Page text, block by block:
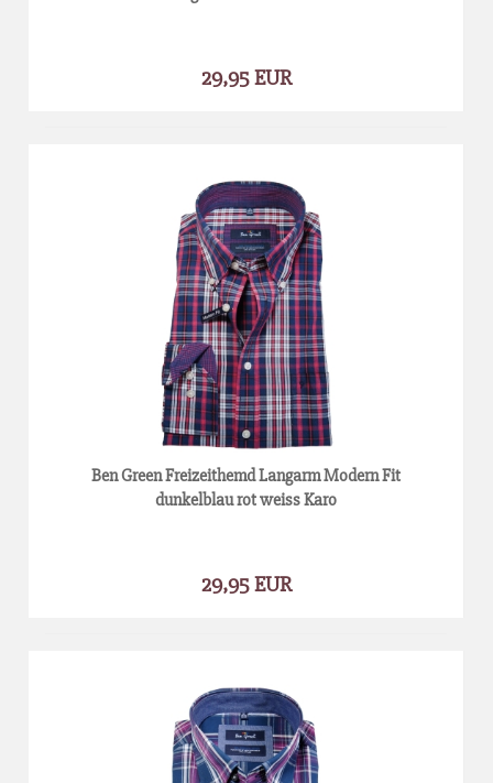
29,95 EUR
Ben Green Freizeithemd Langarm Modern Fit
dunkelblau rot weiss Karo
29,95 EUR